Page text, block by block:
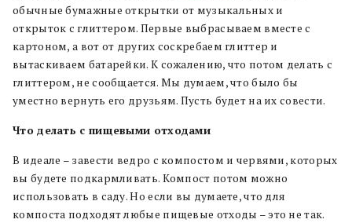
обычные бумажные открытки от музыкальных и
открыток с глиттером. Первые выбрасываем вместе с
картоном, а вот от других соскребаем глиттер и
вытаскиваем батарейки. К сожалению, что потом делать с
глиттером, не сообщается. Мы думаем, что было бы
уместно вернуть его друзьям. Пусть будет на их совести.
Что делать с пищевыми отходами
В идеале – завести ведро с компостом и червями, которых
вы будете подкармливать. Компост потом можно
использовать в саду. Но если вы думаете, что для
компоста подходят любые пищевые отходы – это не так.